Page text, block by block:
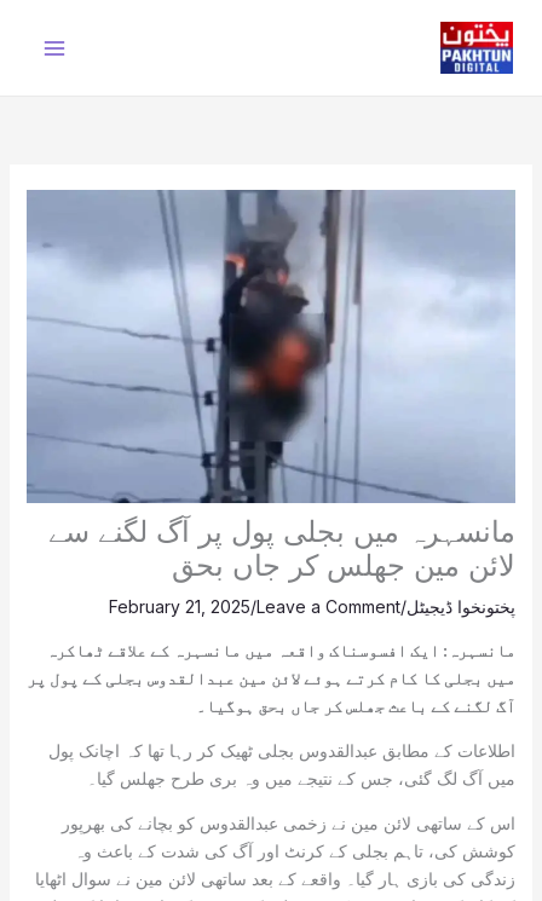
content
مانسہرہ میں بجلی پول پر آگ لگنے سے
لائن مین جھلس کر جاں بحق
پختونخوا ڈیجیٹل/
Leave a Comment
/
February 21, 2025
مانسہرہ: ایک افسوسناک واقعہ میں مانسہرہ کے علاقے ٹھاکرہ
میں بجلی کا کام کرتے ہوئے لائن مین عبدالقدوس بجلی کے پول پر
آگ لگنے کے باعث جھلس کر جاں بحق ہوگیا۔
اطلاعات کے مطابق عبدالقدوس بجلی ٹھیک کر رہا تھا کہ اچانک پول
میں آگ لگ گئی، جس کے نتیجے میں وہ بری طرح جھلس گیا۔
اس کے ساتھی لائن مین نے زخمی عبدالقدوس کو بچانے کی بھرپور
کوشش کی، تاہم بجلی کے کرنٹ اور آگ کی شدت کے باعث وہ
زندگی کی بازی ہار گیا۔ واقعے کے بعد ساتھی لائن مین نے سوال اٹھایا